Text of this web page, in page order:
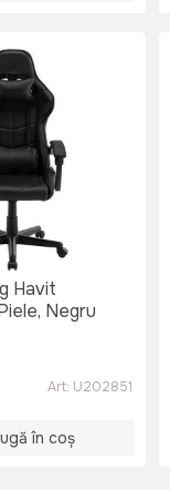
Havit
Negru
Art: U202851
în coș